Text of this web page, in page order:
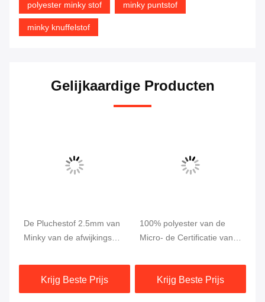
polyester minky stof minky puntstof
minky knuffelstof
Gelijkaardige Producten
De Pluchestof 2.5mm van
Minky van de afwijkings
Super Zacht
Krijg Beste Prijs
100% polyester van de
Micro- de Certificatie van
van Minky Vachtbel
Krijg Beste Prijs